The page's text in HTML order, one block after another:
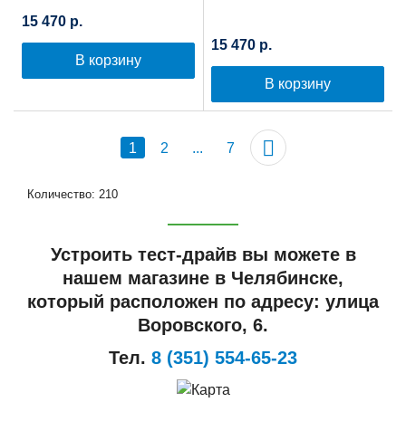
15 470 р.
В корзину
15 470 р.
В корзину
1 2 ... 7
Количество: 210
Устроить тест-драйв вы можете в
нашем магазине в Челябинске,
который расположен по адресу: улица
Воровского, 6.
Тел. 8 (351) 554-65-23